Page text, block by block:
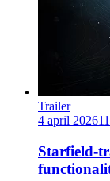
Trailer
4 april 2026
Starfield-